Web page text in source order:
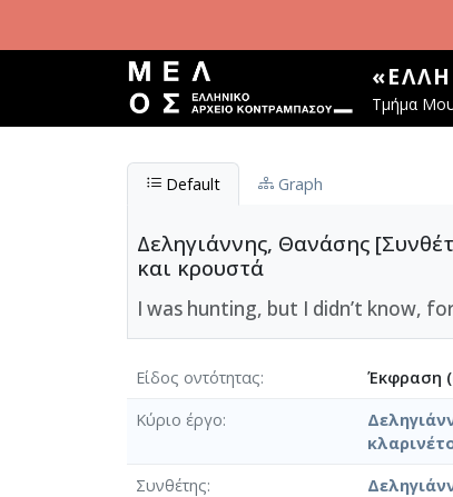
Τμήμα
Default Graph
Δεληγιάννης, Θανάσης
και κρουστά
I was hunting, but I didn’t know,
Είδος οντότητας
Έκφραση
Κύριο έργο
Συνθέτης